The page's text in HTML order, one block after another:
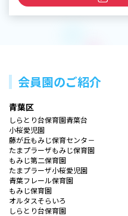
会員園のご紹介
青葉区
しらとり台保育園青葉台
小桜愛児園
藤が丘もみじ保育センタ－
たまプラーザもみじ保育園
もみじ第二保育園
たまプラーザ小桜愛児園
青葉フレール保育園
もみじ保育園
オルタスそらいろ
しらとり台保育園